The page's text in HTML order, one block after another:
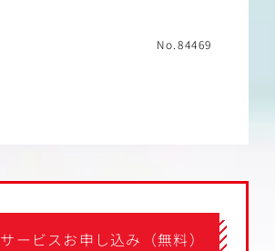
No.84469
ービスお申し込み（無料）